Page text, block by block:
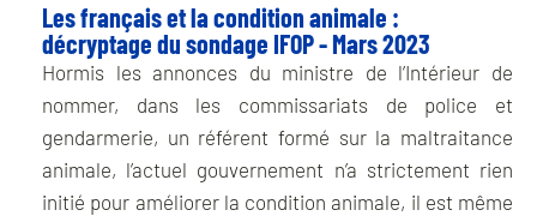
Les français et la condition animale :
décryptage du sondage IFOP - Mars 2023
Hormis les annonces du ministre de l’Intérieur de
nommer, dans les commissariats de police et
gendarmerie, un référent formé sur la maltraitance
animale, l’actuel gouvernement n’a strictement rien
initié pour améliorer la condition animale, il est même